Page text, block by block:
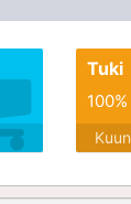
Tuki